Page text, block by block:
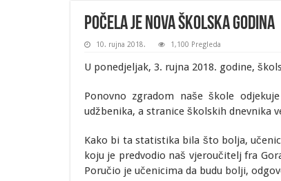
Počela je nova školska godina
10. rujna 2018. 1,100 Pregleda
U ponedjeljak, 3. rujna 2018. godine,
Ponovno zgradom naše škole
udžbenika, a stranice školskih dnevnika
Kako bi ta statistika bila što bolja,
koju je predvodio naš vjeroučitelj fra
Poručio je učenicima da budu bolji,